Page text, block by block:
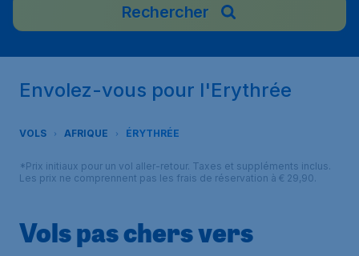
Rechercher
Envolez-vous pour l'Erythrée
VOLS AFRIQUE ÉRYTHRÉE
*Prix initiaux pour un vol aller-retour. Taxes et suppléments inclus.
Les prix ne comprennent pas les frais de réservation à € 29,90.
Vols pas chers vers